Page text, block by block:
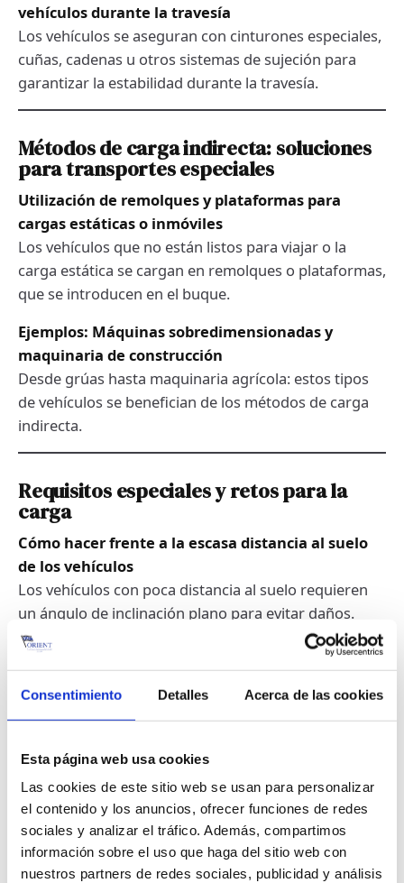
Consentimiento Detalles Acerca de las cookies
Esta página web usa cookies
Las cookies de este sitio web se usan para personalizar
el contenido y los anuncios, ofrecer funciones de redes
sociales y analizar el tráfico. Además, compartimos
información sobre el uso que haga del sitio web con
nuestros partners de redes sociales, publicidad y análisis
vehículos durante la travesía
Los vehículos se aseguran con cinturones especiales,
cuñas, cadenas u otros sistemas de sujeción para
garantizar la estabilidad durante la travesía.
Métodos de carga indirecta: soluciones
para transportes especiales
Utilización de remolques y plataformas para
cargas estáticas o inmóviles
Los vehículos que no están listos para viajar o la
carga estática se cargan en remolques o plataformas,
que se introducen en el buque.
Ejemplos: Máquinas sobredimensionadas y
maquinaria de construcción
Desde grúas hasta maquinaria agrícola: estos tipos
de vehículos se benefician de los métodos de carga
indirecta.
Requisitos especiales y retos para la
carga
Cómo hacer frente a la escasa distancia al suelo
de los vehículos
Los vehículos con poca distancia al suelo requieren
un ángulo de inclinación plano para evitar daños.
Carga en condiciones meteorológicas extremas
Los fuertes vientos, la lluvia o el hielo pueden
dificultar el proceso de carga. Las tripulaciones de los
puertos y los buques recurren a medidas de
Tecnología e innovación en los métodos
de carga
Sistemas de rampa automatizados para optimizar